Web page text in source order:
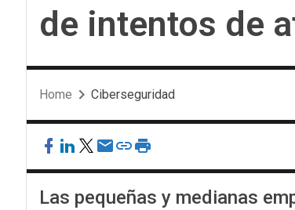
de intentos de
Home Ciberseguridad
Las pequeñas y medianas